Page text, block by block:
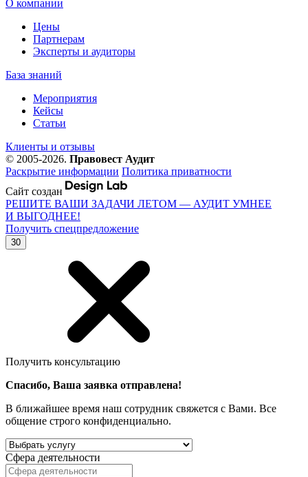
О компании
Цены
Партнерам
Эксперты и аудиторы
База знаний
Мероприятия
Кейсы
Статьи
Клиенты и отзывы
© 2005-2026. Правовест Аудит
Раскрытие информации Политика приватности
Сайт создан
РЕШИТЕ ВАШИ ЗАДАЧИ ЛЕТОМ — АУДИТ УМНЕЕ
И ВЫГОДНЕЕ!
Получить спецпредложение
30
Получить консультацию
Спасибо, Ваша заявка отправлена!
В ближайшее время наш сотрудник свяжется с Вами. Все
общение строго конфиденциально.
Сфера деятельности